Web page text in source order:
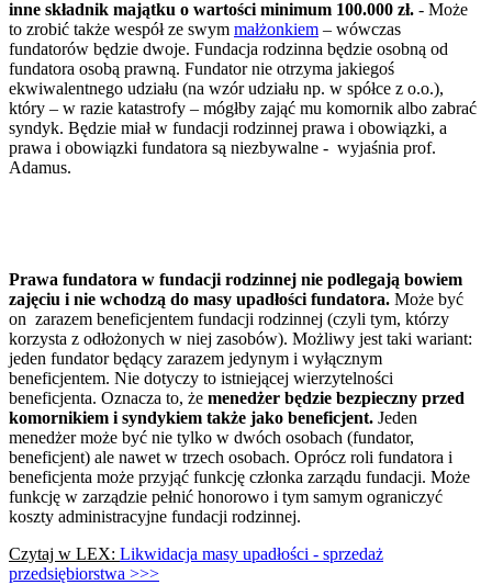
inne składnik majątku o wartości minimum 100.000 zł. - Może
to zrobić także wespół ze swym małżonkiem – wówczas
fundatorów będzie dwoje. Fundacja rodzinna będzie osobną od
fundatora osobą prawną. Fundator nie otrzyma jakiegoś
ekwiwalentnego udziału (na wzór udziału np. w spółce z o.o.),
który – w razie katastrofy – mógłby zająć mu komornik albo zabrać
syndyk. Będzie miał w fundacji rodzinnej prawa i obowiązki, a
prawa i obowiązki fundatora są niezbywalne - wyjaśnia prof.
Adamus.
Prawa fundatora w fundacji rodzinnej nie podlegają bowiem
zajęciu i nie wchodzą do masy upadłości fundatora. Może być
on zarazem beneficjentem fundacji rodzinnej (czyli tym, którzy
korzysta z odłożonych w niej zasobów). Możliwy jest taki wariant:
jeden fundator będący zarazem jedynym i wyłącznym
beneficjentem. Nie dotyczy to istniejącej wierzytelności
beneficjenta. Oznacza to, że menedżer będzie bezpieczny przed
komornikiem i syndykiem także jako beneficjent. Jeden
menedżer może być nie tylko w dwóch osobach (fundator,
beneficjent) ale nawet w trzech osobach. Oprócz roli fundatora i
beneficjenta może przyjąć funkcję członka zarządu fundacji. Może
funkcję w zarządzie pełnić honorowo i tym samym ograniczyć
koszty administracyjne fundacji rodzinnej.
Czytaj w LEX: Likwidacja masy upadłości - sprzedaż
przedsiębiorstwa >>>